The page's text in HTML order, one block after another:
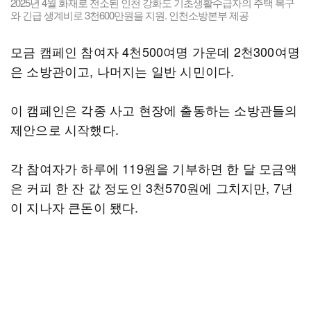
와 긴급 생계비로 3천600만원을 지원. 인천소방본부 제공
모금 캠페인 참여자 4천500여명 가운데 2천300여명
은 소방관이고, 나머지는 일반 시민이다.
이 캠페인은 각종 사고 현장에 출동하는 소방관들의
제안으로 시작했다.
각 참여자가 하루에 119원을 기부하면 한 달 모금액
은 커피 한 잔 값 정도인 3천570원에 그치지만, 7년
이 지나자 큰돈이 됐다.